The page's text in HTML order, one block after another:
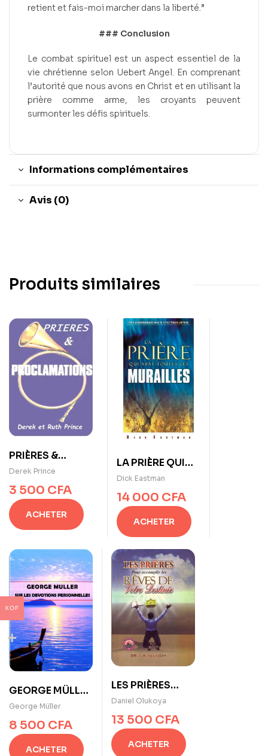
retient et fais-moi marcher dans la liberté.”
### Conclusion
Le combat spirituel est un aspect essentiel de la
vie chrétienne selon Uebert Angel. En comprenant
l’autorité que nous avons en Christ et en utilisant la
prière comme arme, les croyants peuvent
surmonter les défis spirituels.
Informations complémentaires
Avis (0)
Produits similaires
PRIÈRES &
PROCLAMATIONS
de Derek Prince
Derek Prince
3 500 CFA
ACHETER
LA PRIÈRE QUI
ABAT TOUTES
LES MURAILLES
(l’Heure de
Jéricho) de Dick
Eastman
Dick Eastman
14 000 CFA
ACHETER
GEORGE MÜLLER
SUR LES
DÉVOTIONS
PERSONNELLES
George Müller
8 500 CFA
ACHETER
LES PRIÈRES
POUR
ACCOMPLIR LES
RÊVES DE VOTRE
DESTINÉE
Daniel Olukoya
13 500 CFA
ACHETER
XOF